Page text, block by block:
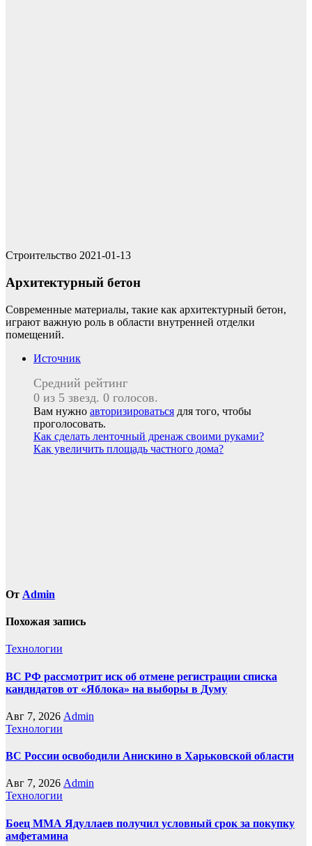
Строительство 2021-01-13
Архитектурный бетон
Современные материалы, такие как архитектурный бетон,
играют важную роль в области внутренней отделки
помещений.
Источник
Средний рейтинг
0 из 5 звезд. 0 голосов.
Вам нужно авторизироваться для того, чтобы
проголосовать.
Навигация
по
Как сделать ленточный дренаж своими руками?
Как увеличить площадь частного дома?
От Admin
Похожая запись
Технологии
ВС РФ рассмотрит иск об отмене регистрации списка
кандидатов от «Яблока» на выборы в Думу
Авг 7, 2026 Admin
Технологии
ВС России освободили Анискино в Харьковской области
Авг 7, 2026 Admin
Технологии
Боец ММА Ядуллаев получил условный срок за покупку
амфетамина